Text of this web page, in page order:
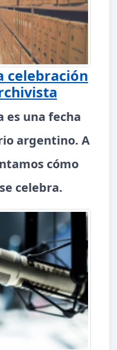
celebración
es una fecha
argentino. A
cómo
celebra.